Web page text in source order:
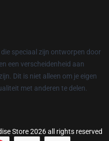
speciaal zijn ontworpen door
een verscheidenheid aan
Dit is niet alleen om je eigen
met anderen te delen.
Store 2026 all rights reserved